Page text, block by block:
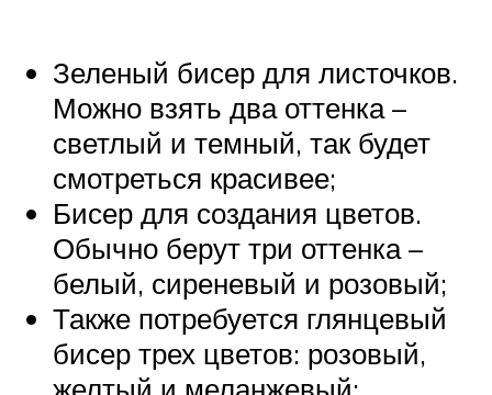
Зеленый бисер для листочков.
Можно взять два оттенка –
светлый и темный, так будет
смотреться красивее;
Бисер для создания цветов.
Обычно берут три оттенка –
белый, сиреневый и розовый;
Также потребуется глянцевый
бисер трех цветов: розовый,